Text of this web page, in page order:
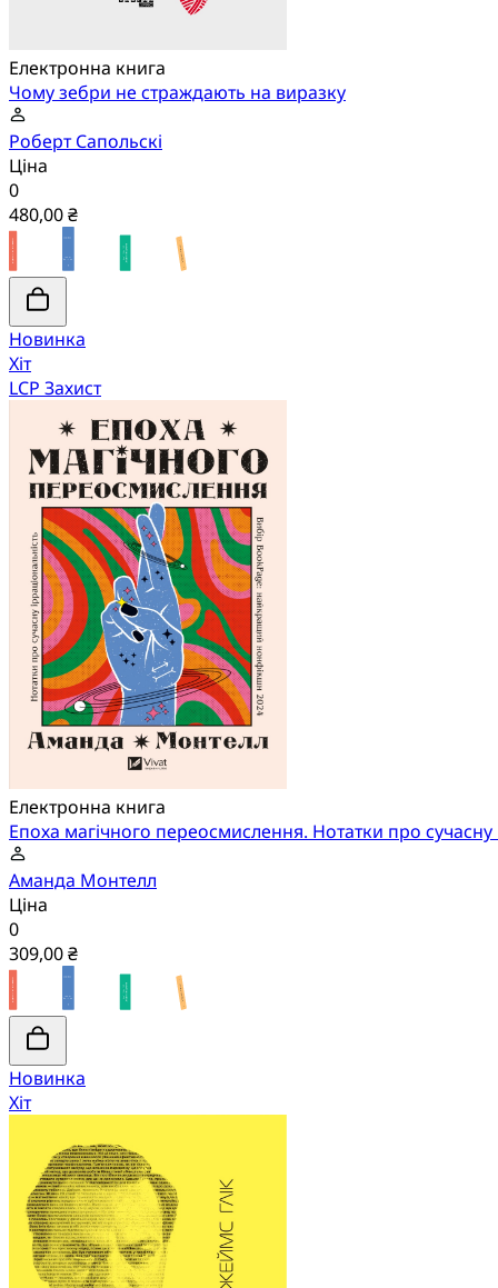
Електронна книга
Чому зебри не страждають на виразку
Роберт Сапольскі
Ціна
0
480,00 ₴
Новинка
Хіт
LCP Захист
Електронна книга
Епоха магічного переосмислення. Нотатки про сучасну
Аманда Монтелл
Ціна
0
309,00 ₴
Новинка
Хіт